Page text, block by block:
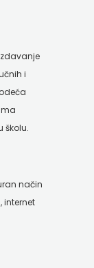
i
školu.
način
internet